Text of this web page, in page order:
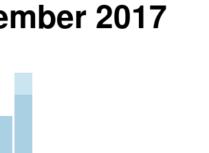
2017